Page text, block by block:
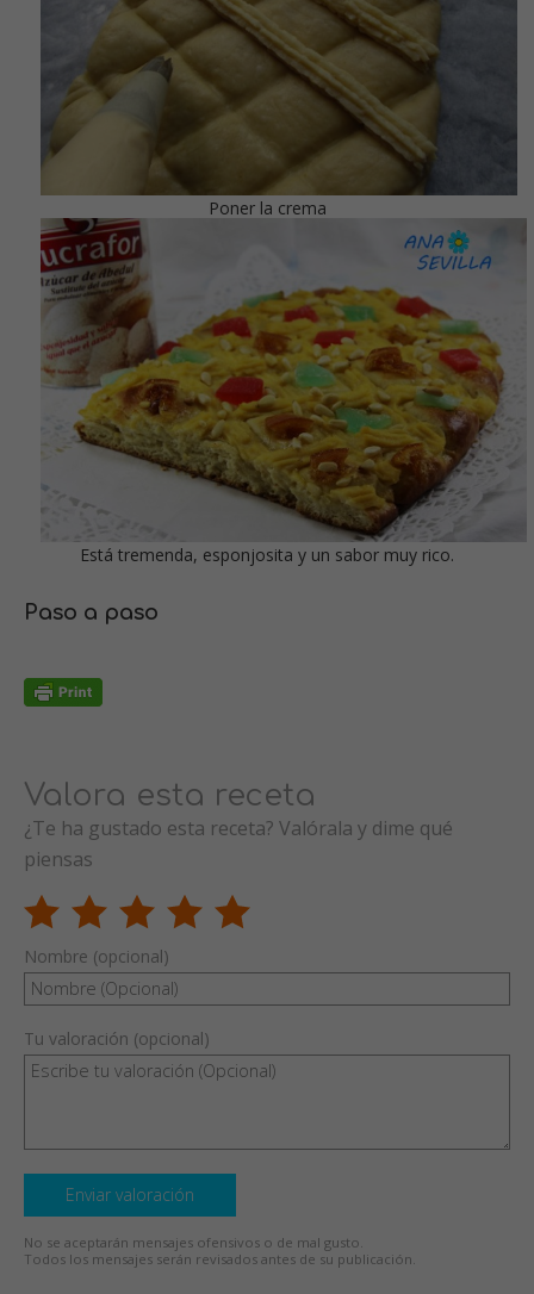
Poner la crema
Está tremenda, esponjosita y un sabor muy rico.
Paso a paso
Valora esta receta
¿Te ha gustado esta receta? Valórala y dime qué
piensas
Nombre (opcional)
Tu valoración (opcional)
Enviar valoración
No se aceptarán mensajes ofensivos o de mal gusto.
Todos los mensajes serán revisados antes de su publicación.